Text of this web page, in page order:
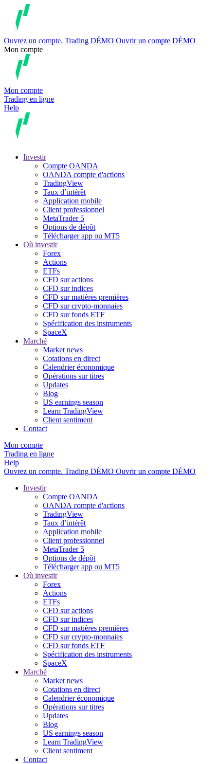
Ouvrez un compte. Trading DÉMO Ouvrir un compte DÉMO
Mon compte
Mon compte
Trading en ligne
Help
Investir
Compte OANDA
OANDA compte d'actions
TradingView
Taux d’intérêt
Application mobile
Client professionnel
MetaTrader 5
Options de dépôt
Télécharger app ou MT5
Où investir
Forex
Actions
ETFs
CFD sur actions
CFD sur indices
CFD sur matières premières
CFD sur crypto-monnaies
CFD sur fonds ETF
Spécification des instruments
SpaceX
Marché
Market news
Cotations en direct
Calendrier économique
Opérations sur titres
Updates
Blog
US earnings season
Learn TradingView
Client sentiment
Contact
Mon compte
Trading en ligne
Help
Ouvrez un compte. Trading DÉMO Ouvrir un compte DÉMO
Investir
Compte OANDA
OANDA compte d'actions
TradingView
Taux d’intérêt
Application mobile
Client professionnel
MetaTrader 5
Options de dépôt
Télécharger app ou MT5
Où investir
Forex
Actions
ETFs
CFD sur actions
CFD sur indices
CFD sur matières premières
CFD sur crypto-monnaies
CFD sur fonds ETF
Spécification des instruments
SpaceX
Marché
Market news
Cotations en direct
Calendrier économique
Opérations sur titres
Updates
Blog
US earnings season
Learn TradingView
Client sentiment
Contact